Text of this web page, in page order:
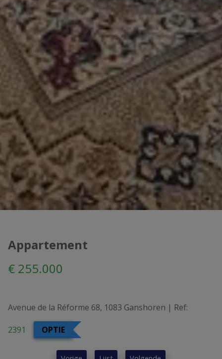
Appartement
€ 255.000
Avenue de la Réforme 68, 1083 Ganshoren | Ref:
2391 OPTIE